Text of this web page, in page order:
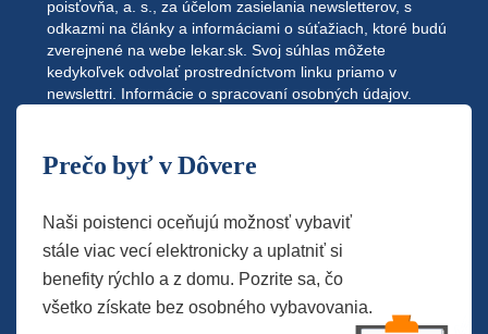
poisťovňa, a. s., za účelom zasielania newsletterov, s
odkazmi na články a informáciami o súťažiach, ktoré budú
zverejnené na webe lekar.sk . Svoj súhlas môžete
kedykoľvek odvolať prostredníctvom linku priamo v
newslettri. Informácie o spracovaní osobných údajov.
Prečo byť v Dôvere
Naši poistenci oceňujú možnosť vybaviť
stále viac vecí elektronicky a uplatniť si
benefity rýchlo a z domu. Pozrite sa, čo
všetko získate bez osobného vybavovania.